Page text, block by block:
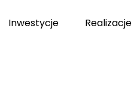
Inwestycje Realizacje